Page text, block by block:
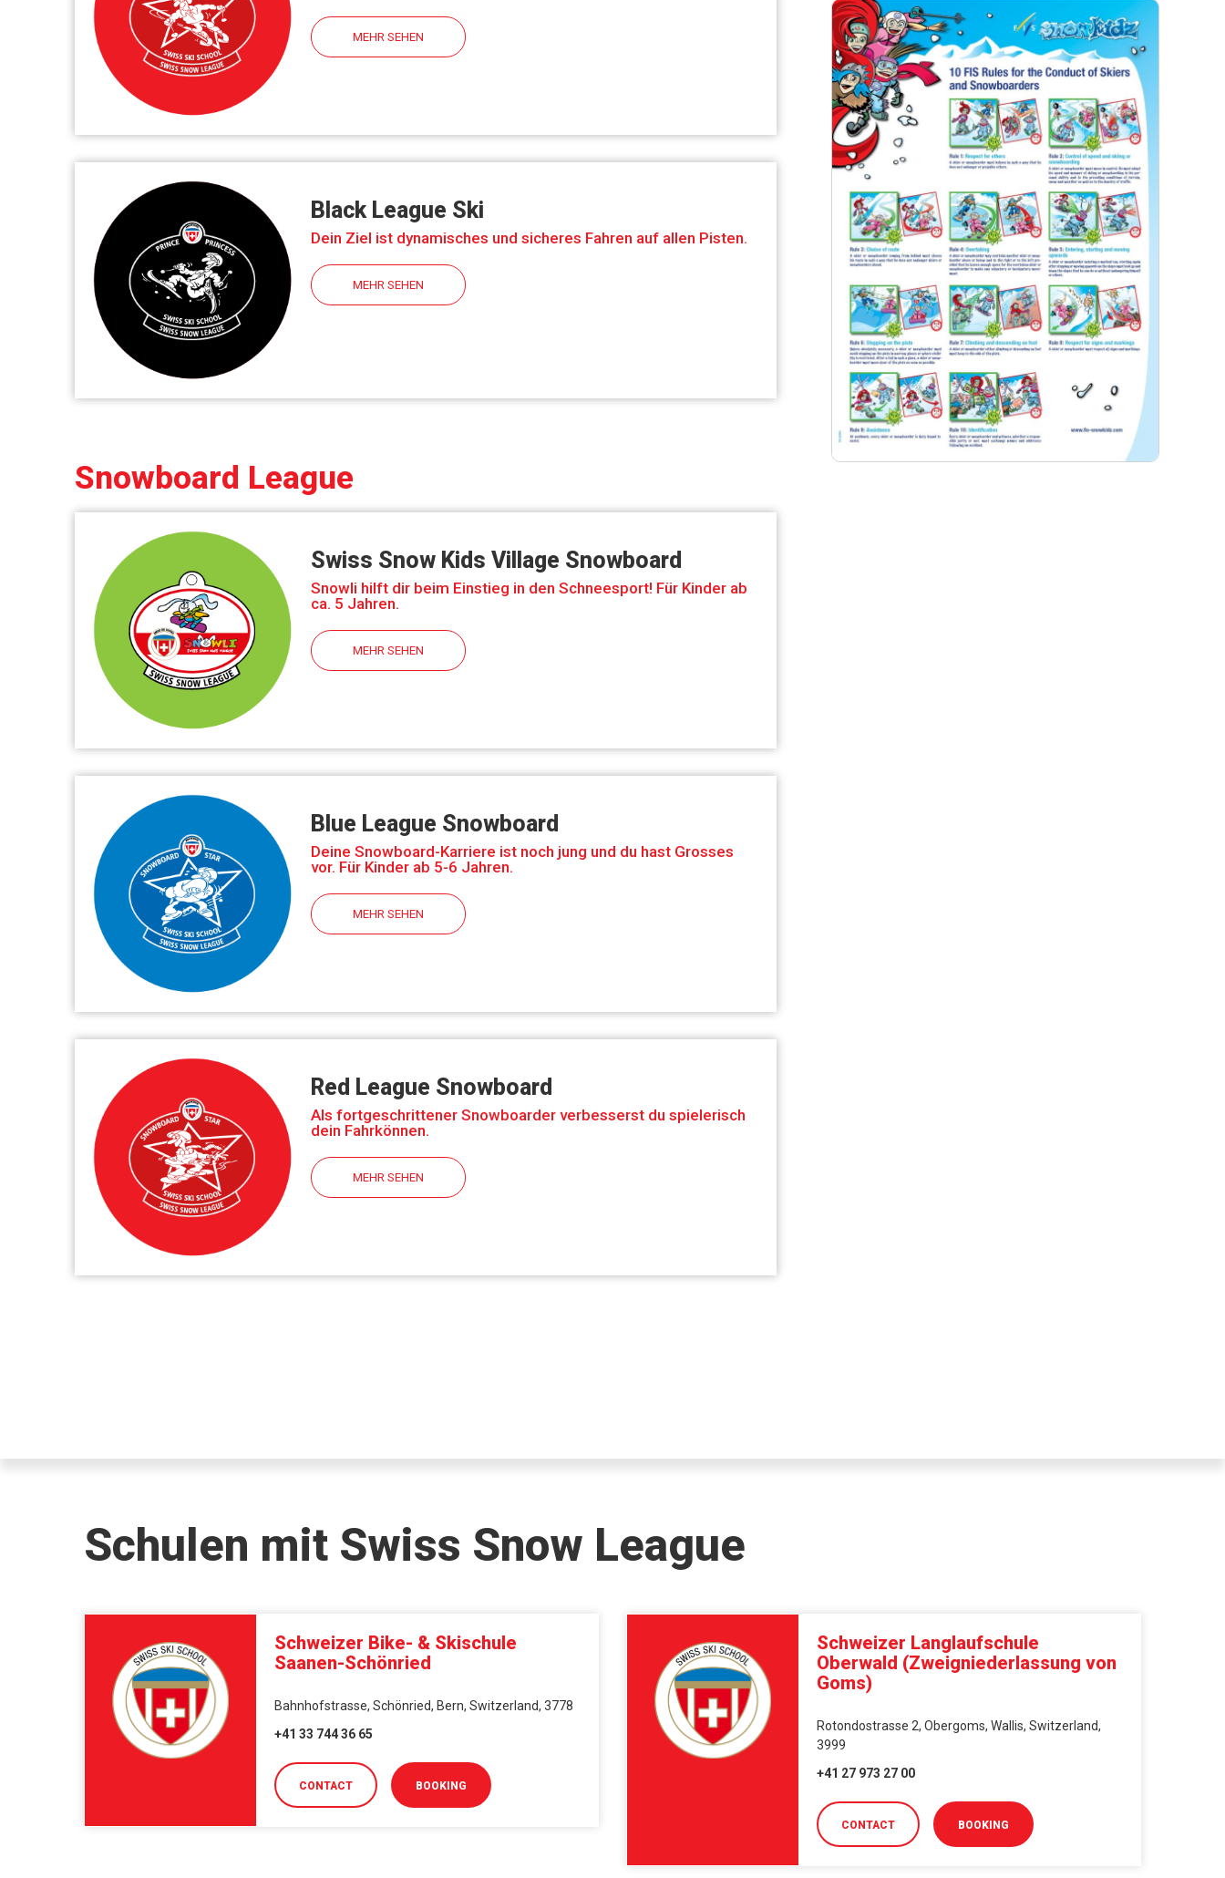
MEHR SEHEN
Black League Ski
Dein Ziel ist dynamisches und sicheres Fahren auf allen Pisten.
MEHR SEHEN
Snowboard League
Swiss Snow Kids Village Snowboard
Snowli hilft dir beim Einstieg in den Schneesport! Für Kinder ab
ca. 5 Jahren.
MEHR SEHEN
Blue League Snowboard
Deine Snowboard-Karriere ist noch jung und du hast Grosses
vor. Für Kinder ab 5-6 Jahren.
MEHR SEHEN
Red League Snowboard
Als fortgeschrittener Snowboarder verbesserst du spielerisch
dein Fahrkönnen.
MEHR SEHEN
Schulen mit Swiss Snow League
Schweizer Bike- & Skischule
Saanen-Schönried
Bahnhofstrasse, Schönried, Bern, Switzerland, 3778
+41 33 744 36 65
CONTACT BOOKING
Schweizer Langlaufschule
Oberwald (Zweigniederlassung von
Goms)
Rotondostrasse 2, Obergoms, Wallis, Switzerland,
3999
+41 27 973 27 00
CONTACT BOOKING